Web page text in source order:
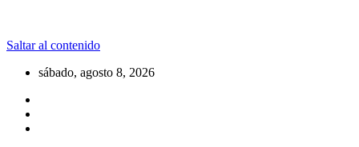
Saltar al contenido
sábado, agosto 8, 2026